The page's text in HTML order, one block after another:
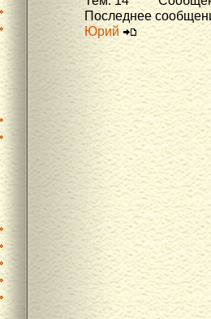
Последнее
Юрий